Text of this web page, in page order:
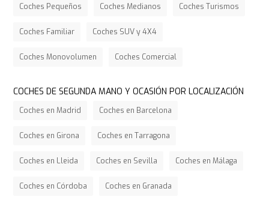
Coches Pequeños Coches Medianos Coches Turismos
Coches Familiar Coches SUV y 4X4
Coches Monovolumen Coches Comercial
COCHES DE SEGUNDA MANO Y OCASIÓN POR LOCALIZACIÓN
Coches en Madrid Coches en Barcelona
Coches en Girona Coches en Tarragona
Coches en Lleida Coches en Sevilla Coches en Málaga
Coches en Córdoba Coches en Granada